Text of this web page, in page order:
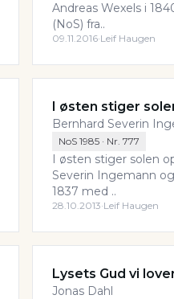
Andreas Wexels i
(NoS) fra..
09.11.2016·Leif Haugen
I østen stiger
Bernhard Severin
NoS 1985 · Nr. 777
I østen stiger solen
Severin Ingemann
1837 med ..
28.10.2013·Leif Haugen
Lysets Gud vi
Jonas Dahl